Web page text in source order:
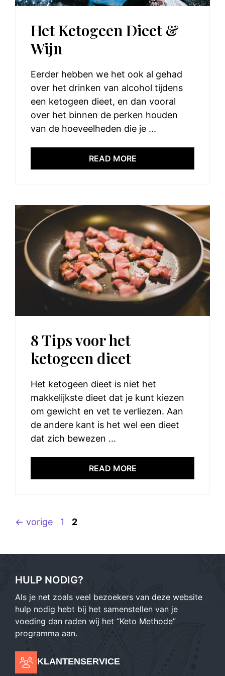
Het Ketogeen Dieet &
Wijn
Eerder hebben we het ook al gehad
over het drinken van alcohol tijdens
een ketogeen dieet, en dan vooral
over het binnen de perken houden
van de hoeveelheden die je ...
READ MORE
8 Tips voor het
ketogeen dieet
Het ketogeen dieet is niet het
makkelijkste dieet dat je kunt kiezen
om gewicht en vet te verliezen. Aan
de andere kant is het wel een dieet
dat zich bewezen ...
READ MORE
← vorige Pagina
1 Pagina
2
HULP NODIG?
Als je net zoals veel bezoekers van deze website
hulp nodig hebt bij het samenstellen van je
voeding dan raden wij het “Keto Methode”
programma aan.
KLANTENSERVICE